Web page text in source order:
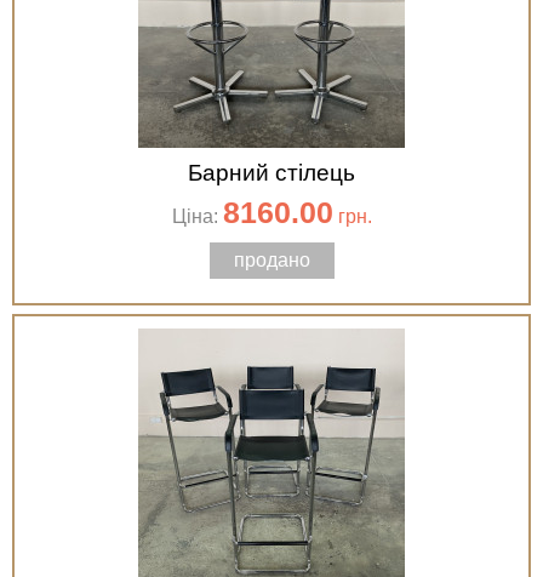
Барний стілець
Ціна: 8160.00 грн.
продано